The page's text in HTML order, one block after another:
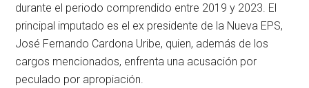
durante el periodo comprendido entre 2019 y 2023. El
principal imputado es el ex presidente de la Nueva EPS,
José Fernando Cardona Uribe, quien, además de los
cargos mencionados, enfrenta una acusación por
peculado por apropiación.